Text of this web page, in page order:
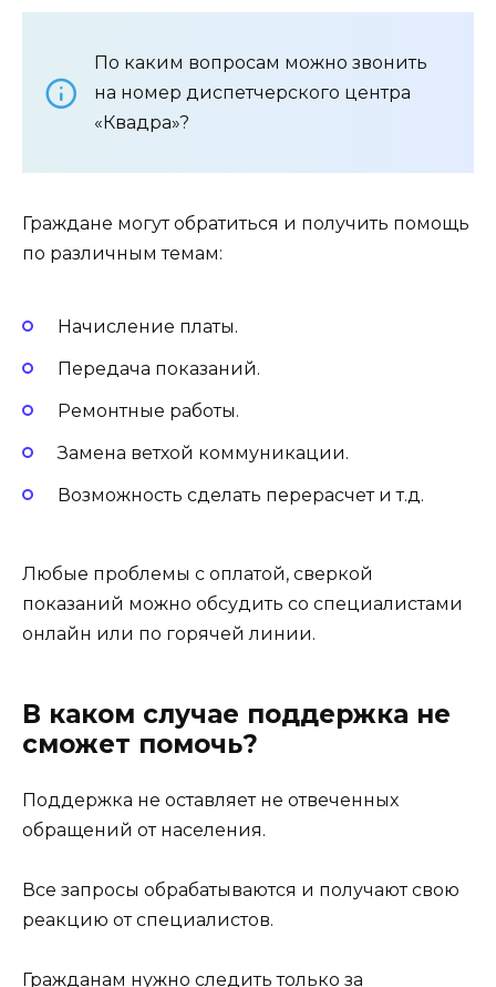
По каким вопросам можно звонить
на номер диспетчерского центра
«Квадра»?
Граждане могут обратиться и получить помощь
по различным темам:
Начисление платы.
Передача показаний.
Ремонтные работы.
Замена ветхой коммуникации.
Возможность сделать перерасчет и т.д.
Любые проблемы с оплатой, сверкой
показаний можно обсудить со специалистами
онлайн или по горячей линии.
В каком случае поддержка не
сможет помочь?
Поддержка не оставляет не отвеченных
обращений от населения.
Все запросы обрабатываются и получают свою
реакцию от специалистов.
Гражданам нужно следить только за